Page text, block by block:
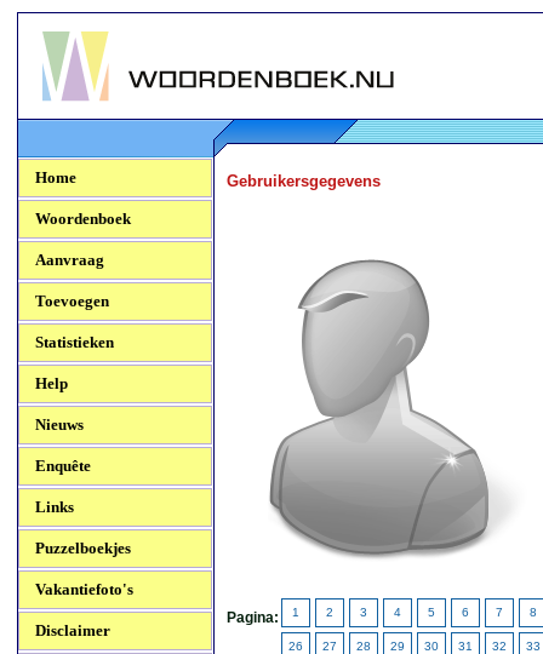
Woordenboek.NU
Home
Woordenboek
Aanvraag
Toevoegen
Statistieken
Help
Nieuws
Enquête
Links
Puzzelboekjes
Vakantiefoto's
Disclaimer
Gebruikersgegevens
Pagina: 1 2 3 4 5 6 7 8
26 27 28 29 30 31 32 33